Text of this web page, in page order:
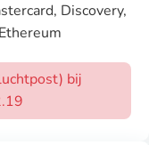
Discovery,
bij